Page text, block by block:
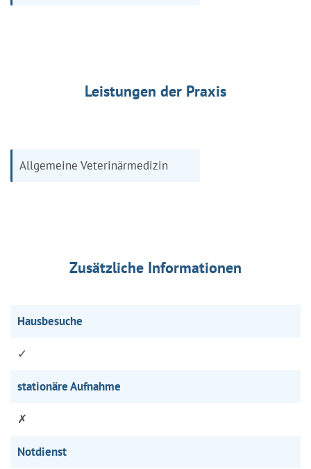
Leistungen der Praxis
Allgemeine Veterinärmedizin
Zusätzliche Informationen
Hausbesuche
✓
stationäre Aufnahme
✗
Notdienst